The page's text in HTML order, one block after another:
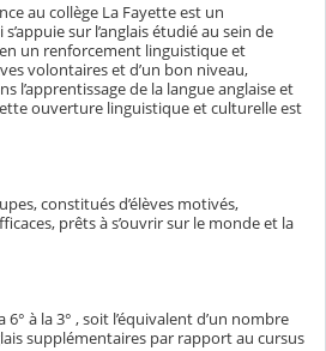
au collège La Fayette est un
sur l’anglais étudié au sein de
un renforcement linguistique et
volontaires et d’un bon niveau,
l’apprentissage de la langue anglaise et
ouverture linguistique et culturelle est
constitués d’élèves motivés,
prêts à s’ouvrir sur le monde et la
6° à la 3° , soit l’équivalent d’un nombre
supplémentaires par rapport au cursus